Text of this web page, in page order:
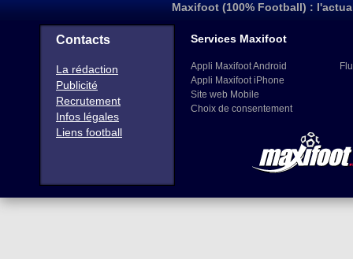
Maxifoot (100% Football) :
Contacts
La rédaction
Publicité
Recrutement
Infos légales
Liens football
Services Maxifoot
Appli Maxifoot Android
Appli Maxifoot iPhone
Site web Mobile
Choix de consentement